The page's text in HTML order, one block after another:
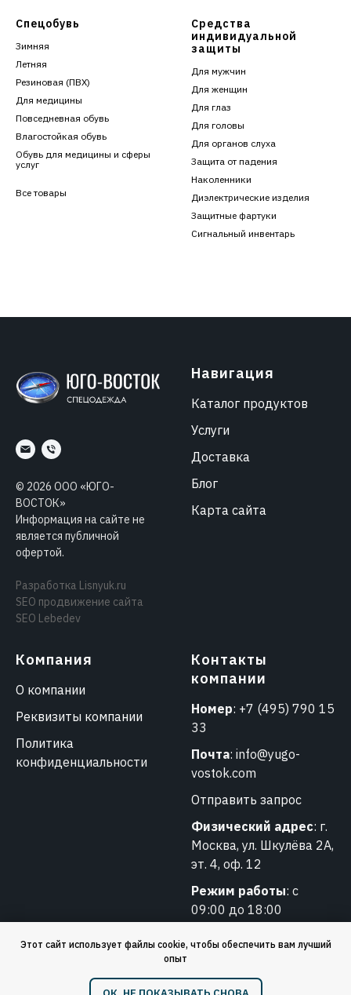
❗️ Обращаем ваше внимание: мы работаем только
Этот сайт использует файлы cookie, чтобы обеспечить вам лучший
опыт
Спецобувь
Зимняя
Летняя
Резиновая (ПВХ)
Для медицины
Повседневная обувь
Влагостойкая обувь
Обувь для медицины и сферы
услуг
Все товары
Средства
индивидуальной
защиты
Для мужчин
Для женщин
Для глаз
Для головы
Для органов слуха
Защита от падения
Наколенники
Диэлектрические изделия
Защитные фартуки
Сигнальный инвентарь
© 2026 ООО «ЮГО-
ВОСТОК»
Информация на сайте не
является публичной
офертой.
Разработка Lisnyuk.ru
SEO продвижение сайта
SEO Lebedev
Навигация
Каталог продуктов
Услуги
Доставка
Блог
Карта сайта
Компания
О компании
Реквизиты компании
Политика
конфиденциальности
Контакты
компании
Номер: +7 (495) 790 15
33
Почта: info@yugo-
vostok.com
Отправить запрос
Физический адрес: г.
Москва, ул. Шкулёва 2А,
эт. 4, оф. 12
Режим работы: с
09:00 до 18:00